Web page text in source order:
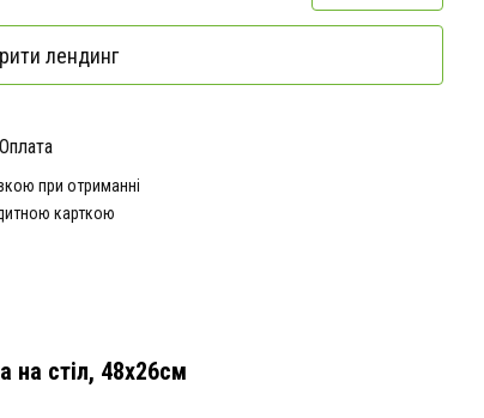
лендинг
при отриманні
карткою
на стіл, 48х26см